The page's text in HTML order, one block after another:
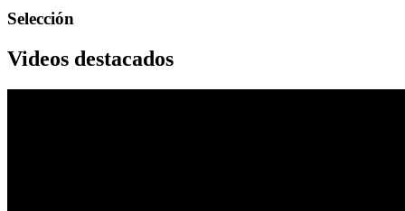
Selección
Videos destacados